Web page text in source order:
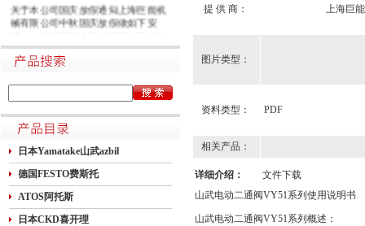
关于本公司国庆放假通知上海巨能机
械有限公司中秋国庆放假做如下安
初七24初八25初九26初十班27十一28
十二29十三30十四假1国庆节假2十六
廿一假8廿二9廿三班10廿四11廿五10
月1日~8日放假调休，共8天。9月27
日（星期日）、10月10日（星期六）
上班。在此期间如有进口产品需要采
购的客户，为避免您的货期受到影
响，请提前安排订货事宜。高速规定
如下1.高速免费规定时间：2020年10
月1日0时-10月8日24时，共8天
日本Yamatake山武azbil
德国FESTO费斯托
ATOS阿托斯
日本CKD喜开理
提 供 商： 上海巨
图片类型：
资料类型： PDF
相关产品：
详细介绍：
文件下载
山武电动二通阀VY51系列使用说明书
山武电动二通阀VY51系列概述：